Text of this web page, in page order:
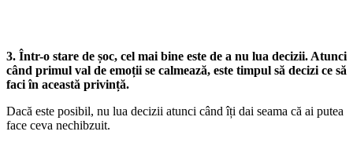
3. Într-o stare de șoc, cel mai bine este de a nu lua decizii. Atunci
când primul val de emoții se calmează, este timpul să decizi ce să
faci în această privință.
Dacă este posibil, nu lua decizii atunci când îți dai seama că ai putea
face ceva nechibzuit.